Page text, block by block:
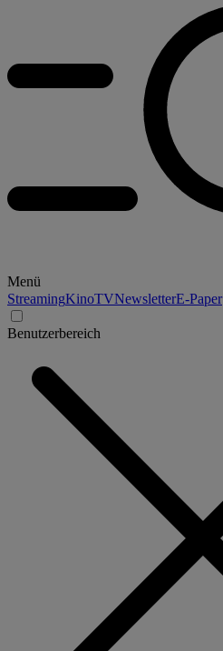
Menü
StreamingKinoTVNewsletterE-Paper
Benutzerbereich